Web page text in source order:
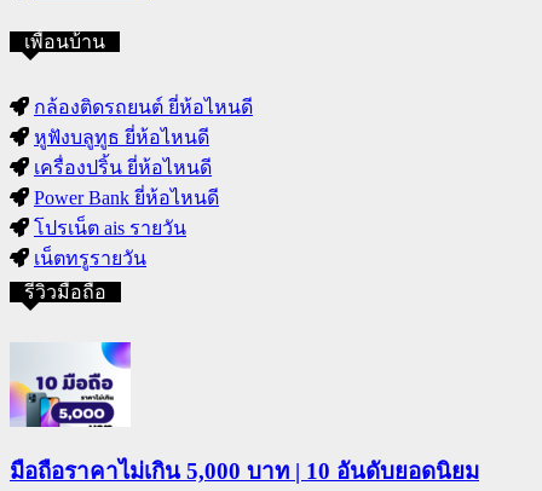
เพื่อนบ้าน
กล้องติดรถยนต์ ยี่ห้อไหนดี
หูฟังบลูทูธ ยี่ห้อไหนดี
เครื่องปริ้น ยี่ห้อไหนดี
Power Bank ยี่ห้อไหนดี
โปรเน็ต ais รายวัน
เน็ตทรูรายวัน
รีวิวมือถือ
มือถือราคาไม่เกิน 5,000 บาท | 10 อันดับยอดนิยม